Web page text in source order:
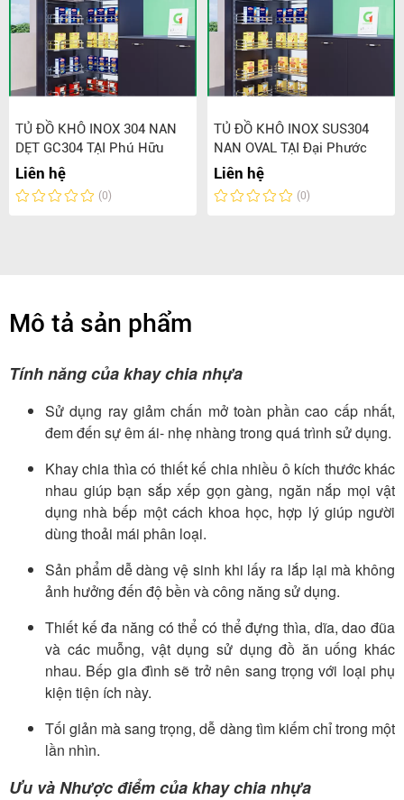
TỦ ĐỒ KHÔ INOX 304 NAN
DẸT GC304 TẠI Phú Hữu
Liên hệ
(0)
TỦ ĐỒ KHÔ INOX SUS304
NAN OVAL TẠI Đại Phước
Liên hệ
(0)
Mô tả sản phẩm
Tính năng của khay chia nhựa
Sử dụng ray giảm chấn mở toàn phần cao cấp nhất,
đem đến sự êm ái- nhẹ nhàng trong quá trình sử dụng.
Khay chia thìa có thiết kế chia nhiều ô kích thước khác
nhau giúp bạn sắp xếp gọn gàng, ngăn nắp mọi vật
dụng nhà bếp một cách khoa học, hợp lý giúp người
dùng thoải mái phân loại.
Sản phẩm dễ dàng vệ sinh khi lấy ra lắp lại mà không
ảnh hưởng đến độ bền và công năng sử dụng.
Thiết kế đa năng có thể có thể đựng thìa, dĩa, dao đũa
và các muỗng, vật dụng sử dụng đồ ăn uống khác
nhau. Bếp gia đình sẽ trở nên sang trọng với loại phụ
kiện tiện ích này.
Tối giản mà sang trọng, dễ dàng tìm kiếm chỉ trong một
lần nhìn.
Ưu và Nhược điểm của khay chia nhựa